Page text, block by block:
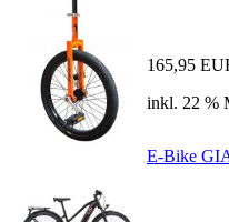
165,95
inkl. 22 %
E-Bike